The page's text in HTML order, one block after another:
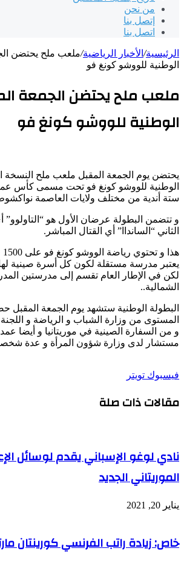
من نحن
إتصل بنا
اتصل بنا
الرئيسية/ الأخبار الرياضية/ملعب ملح يحتضن
الوطنية للووشو كونغ فو
ملعب ملح يحتضن الجمعة
الوطنية للووشو كونغ فو
يحتضن يوم الجمعة المقبل ملعب ملح النسخة
الوطنية للووشو كونغ فو تحت مسمى كأس
ستة أندية من مختلف ولايات العاصمة
و تتضمن البطولة عرضان الأول هو “التاولوو”
الثاني “السانداا” أي القتال المباشر .
هذا و تحتوي رياضة الووشو كونغ فو على
يعتبر مدرسة مستقلة لكون كل أسرة صينية
لكن في الإطار العام تقسم إلى مدرستين
الشمالية..
البطولة الوطنية ستشهد يوم الجمعة المقبل
المستوى من وزارة الشباب و الرياضة و اللجنة
و من السفارة الصينية في موريتانيا و أيضا
مستشار لدى وزارة شؤون المرأة و عدة
فيسبوك تويتر
البريد
مقالات ذات صلة
نادي لوغو الإسباني يقدم لوسائل
الموريتاني الجديد
يناير 20, 2021
خاص: زيادة راتب الفرنسي كورينتان